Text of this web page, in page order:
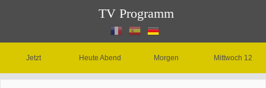
TV Programm
Jetzt Heute Abend Morgen Mittwoch 12